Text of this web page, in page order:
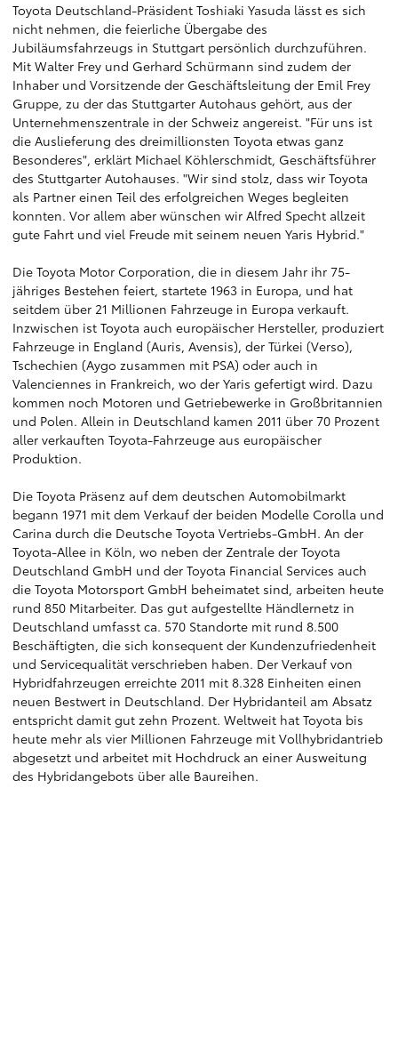
Toyota Deutschland-Präsident Toshiaki Yasuda lässt es sich
nicht nehmen, die feierliche Übergabe des
Jubiläumsfahrzeugs in Stuttgart persönlich durchzuführen.
Mit Walter Frey und Gerhard Schürmann sind zudem der
Inhaber und Vorsitzende der Geschäftsleitung der Emil Frey
Gruppe, zu der das Stuttgarter Autohaus gehört, aus der
Unternehmenszentrale in der Schweiz angereist. "Für uns ist
die Auslieferung des dreimillionsten Toyota etwas ganz
Besonderes", erklärt Michael Köhlerschmidt, Geschäftsführer
des Stuttgarter Autohauses. "Wir sind stolz, dass wir Toyota
als Partner einen Teil des erfolgreichen Weges begleiten
konnten. Vor allem aber wünschen wir Alfred Specht allzeit
gute Fahrt und viel Freude mit seinem neuen Yaris Hybrid."
Die Toyota Motor Corporation, die in diesem Jahr ihr 75-
jähriges Bestehen feiert, startete 1963 in Europa, und hat
seitdem über 21 Millionen Fahrzeuge in Europa verkauft.
Inzwischen ist Toyota auch europäischer Hersteller, produziert
Fahrzeuge in England (Auris, Avensis), der Türkei (Verso),
Tschechien (Aygo zusammen mit PSA) oder auch in
Valenciennes in Frankreich, wo der Yaris gefertigt wird. Dazu
kommen noch Motoren und Getriebewerke in Großbritannien
und Polen. Allein in Deutschland kamen 2011 über 70 Prozent
aller verkauften Toyota-Fahrzeuge aus europäischer
Produktion.
Die Toyota Präsenz auf dem deutschen Automobilmarkt
begann 1971 mit dem Verkauf der beiden Modelle Corolla und
Carina durch die Deutsche Toyota Vertriebs-GmbH. An der
Toyota-Allee in Köln, wo neben der Zentrale der Toyota
Deutschland GmbH und der Toyota Financial Services auch
die Toyota Motorsport GmbH beheimatet sind, arbeiten heute
rund 850 Mitarbeiter. Das gut aufgestellte Händlernetz in
Deutschland umfasst ca. 570 Standorte mit rund 8.500
Beschäftigten, die sich konsequent der Kundenzufriedenheit
und Servicequalität verschrieben haben. Der Verkauf von
Hybridfahrzeugen erreichte 2011 mit 8.328 Einheiten einen
neuen Bestwert in Deutschland. Der Hybridanteil am Absatz
entspricht damit gut zehn Prozent. Weltweit hat Toyota bis
heute mehr als vier Millionen Fahrzeuge mit Vollhybridantrieb
abgesetzt und arbeitet mit Hochdruck an einer Ausweitung
des Hybridangebots über alle Baureihen.